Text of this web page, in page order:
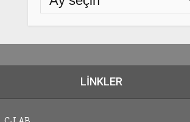
LINKLER